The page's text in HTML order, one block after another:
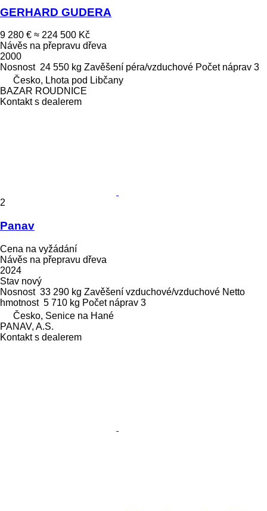
GERHARD GUDERA
9 280 € ≈ 224 500 Kč
Návěs na přepravu dřeva
2000
Nosnost 24 550 kg Zavěšení péra/vzduchové Počet náprav 3
Česko, Lhota pod Libčany
BAZAR ROUDNICE
Kontakt s dealerem
2
Panav
Cena na vyžádání
Návěs na přepravu dřeva
2024
Stav nový
Nosnost 33 290 kg Zavěšení vzduchové/vzduchové Netto
hmotnost 5 710 kg Počet náprav 3
Česko, Senice na Hané
PANAV, A.S.
Kontakt s dealerem